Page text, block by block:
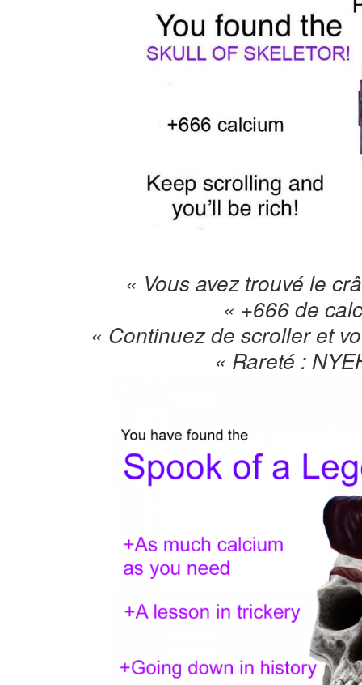
« Vous avez trouvé le
« +666 de
« Continuez de scroller et
« Rareté :